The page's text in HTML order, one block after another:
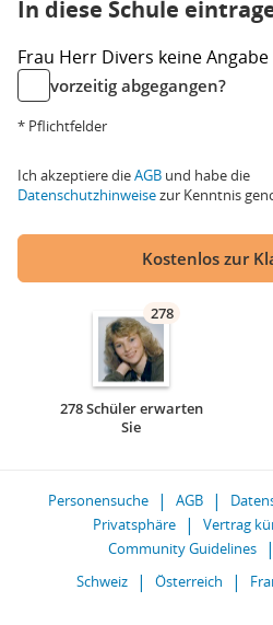
In diese Schule
Frau Herr Divers keine Angabe
vorzeitig abgegangen?
* Pflichtfelder
Ich akzeptiere dieAGB und habe die
Datenschutzhinweisezur Kenntnis
Kostenlos zur
278
278 Schüler erwarten
Sie
Personensuche AGB
Privatsphäre
Vertrag
Community Guidelines
Schweiz
Österreich